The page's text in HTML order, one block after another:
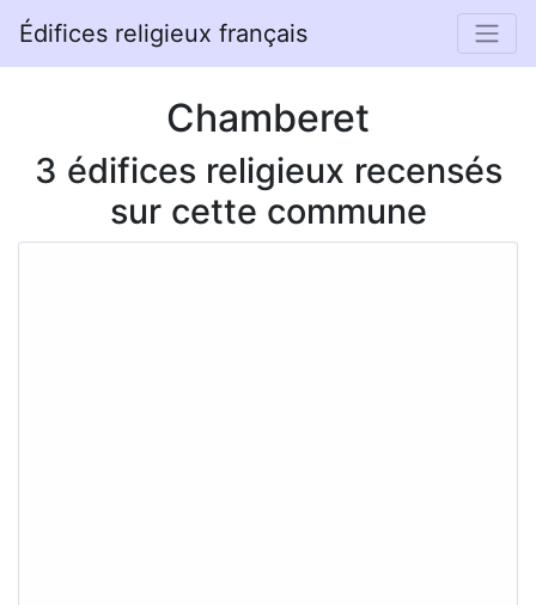
Édifices religieux français
Chamberet
3 édifices religieux recensés
sur cette commune